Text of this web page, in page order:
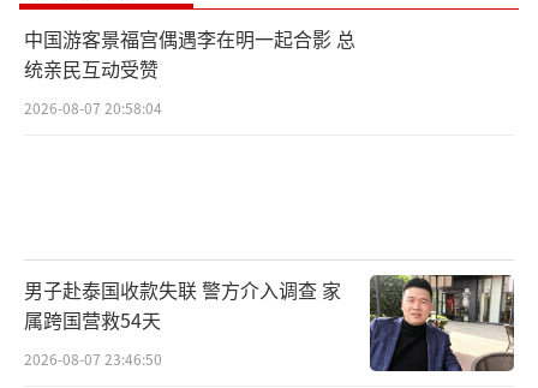
中国游客景福宫偶遇李在明一起合影 总
统亲民互动受赞
2026-08-07 20:58:04
男子赴泰国收款失联 警方介入调查 家
属跨国营救54天
2026-08-07 23:46:50